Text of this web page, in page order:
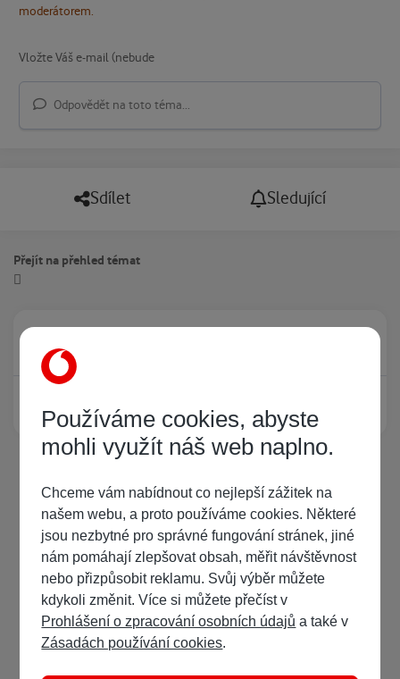
moderátorem.
Odpovědět na toto téma...
Sdílet Sledující
Přejít na přehled témat
Žádný registrovaný uživatel si neprohlíží tuto stránku
Používáme cookies, abyste
mohli využít náš web naplno.
Chceme vám nabídnout co nejlepší zážitek na
našem webu, a proto používáme cookies. Některé
jsou nezbytné pro správné fungování stránek, jiné
nám pomáhají zlepšovat obsah, měřit návštěvnost
nebo přizpůsobit reklamu. Svůj výběr můžete
kdykoli změnit. Více si můžete přečíst v
Prohlášení o zpracování osobních údajů a také v
Zásadách používání cookies.